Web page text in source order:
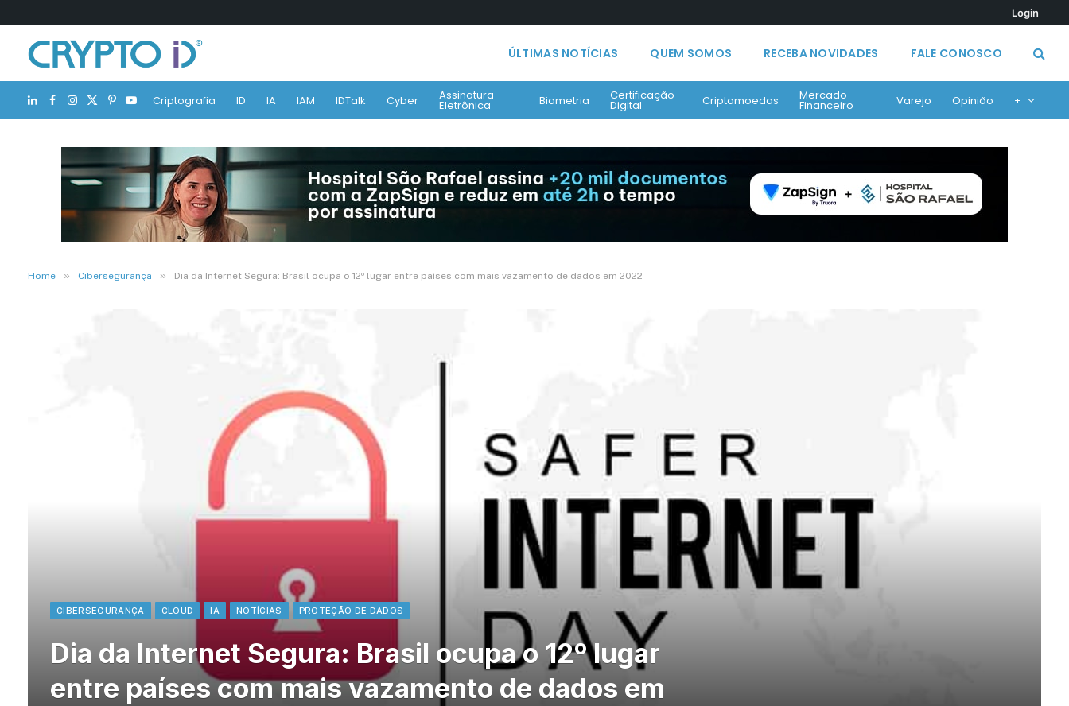
Login
ÚLTIMAS NOTÍCIAS QUEM SOMOS RECEBA NOVIDADES FALE CONOSCO
LinkedIn
Facebook
Instagram
X
(Twitter)
Pinterest
YouTubeCriptografia ID IA IAM IDTalk Cyber Assinatura
Eletrônica Biometria Certificação
Digital Criptomoedas Mercado
Financeiro Varejo Opinião +
Home » Cibersegurança » Dia da Internet Segura: Brasil ocupa o 12º lugar entre países com mais vazamento de dados em 2022
CIBERSEGURANÇA CLOUD IA NOTÍCIAS PROTEÇÃO DE DADOS
Dia da Internet Segura: Brasil ocupa o 12º lugar
entre países com mais vazamento de dados em